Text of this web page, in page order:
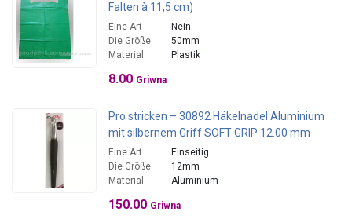
Falten à 11,5 cm)
Eine Art
Nein
Die Größe
50mm
Material
Plastik
8.00 Griwna
Pro stricken – 30892 Häkelnadel Aluminium
mit silbernem Griff SOFT GRIP 12.00 mm
Eine Art
Einseitig
Die Größe
12mm
Material
Aluminium
150.00 Griwna